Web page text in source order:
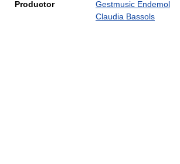
Productor
Gestmusic Endemol
Claudia Bassols